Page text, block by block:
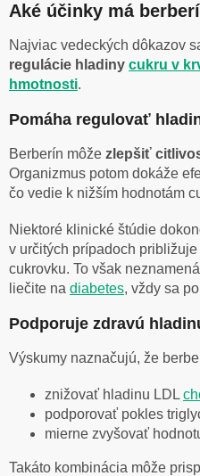
Aké účinky má
Najviac vedeckých dôkazov
regulácie hladiny cukru v
hmotnosti.
Pomáha regulovať
Berberín môže zlepšiť
Organizmus potom dokáže
čo vedie k nižším hodnotám
Niektoré klinické štúdie
v určitých prípadoch
cukrovku. To však
liečite na diabetes, vždy sa
Podporuje zdravú
Výskumy naznačujú, že
znižovať hladinu LDL
podporovať pokles
mierne zvyšovať
Takáto kombinácia môže